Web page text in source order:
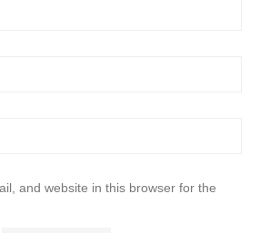
and website in this browser for the